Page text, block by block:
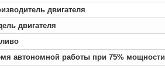
двигателя
двигателя
автономной работы при 75% мощности